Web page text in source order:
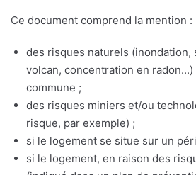
Ce document comprend la mention :
des risques naturels (inondation,
volcan, concentration en
commune ;
des risques miniers et/ou
risque, par exemple) ;
si le logement se situe sur un
si le logement, en raison des